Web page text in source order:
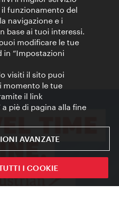
dati
funzionamento del
navigazione e i
base ai tuoi interessi.
modificare le tue
in “Impostazioni
visiti il sito puoi
momento le tue
il link
piè di pagina alla fine
AVANZATE
I COOKIE